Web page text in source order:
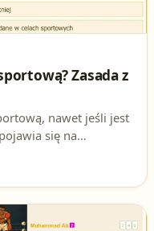
Zasada z
nawet jeśli jest
się na
ona wprost z